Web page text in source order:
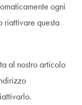
ogni
riattivare questa
al nostro articolo